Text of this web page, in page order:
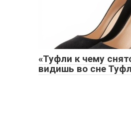
«Туфли к чему
видишь во сне